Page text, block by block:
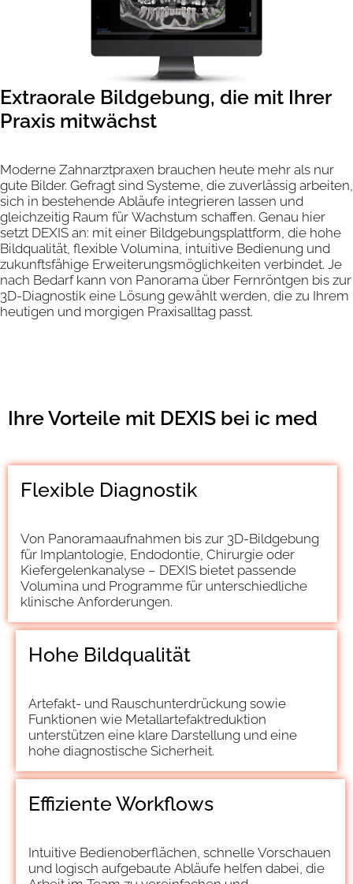
Extraorale Bildgebung, die mit Ihrer
Praxis mitwächst
Moderne Zahnarztpraxen brauchen heute mehr als nur
gute Bilder. Gefragt sind Systeme, die zuverlässig arbeiten,
sich in bestehende Abläufe integrieren lassen und
gleichzeitig Raum für Wachstum schaffen. Genau hier
setzt DEXIS an: mit einer Bildgebungsplattform, die hohe
Bildqualität, flexible Volumina, intuitive Bedienung und
zukunftsfähige Erweiterungsmöglichkeiten verbindet. Je
nach Bedarf kann von Panorama über Fernröntgen bis zur
3D-Diagnostik eine Lösung gewählt werden, die zu Ihrem
heutigen und morgigen Praxisalltag passt.
Ihre Vorteile mit DEXIS bei ic med
Flexible Diagnostik
Von Panoramaaufnahmen bis zur 3D-Bildgebung
für Implantologie, Endodontie, Chirurgie oder
Kiefergelenkanalyse – DEXIS bietet passende
Volumina und Programme für unterschiedliche
klinische Anforderungen.
Hohe Bildqualität
Artefakt- und Rauschunterdrückung sowie
Funktionen wie Metallartefaktreduktion
unterstützen eine klare Darstellung und eine
hohe diagnostische Sicherheit.
Effiziente Workflows
Intuitive Bedienoberflächen, schnelle Vorschauen
und logisch aufgebaute Abläufe helfen dabei, die